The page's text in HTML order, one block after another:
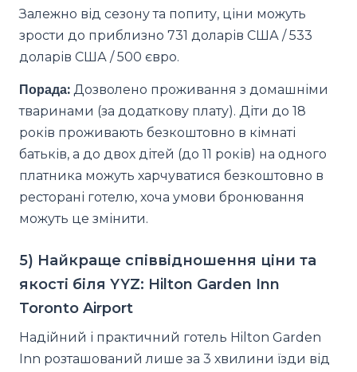
Залежно від сезону та попиту, ціни можуть
зрости до приблизно 731 доларів США / 533
доларів США / 500 євро.
Порада: Дозволено проживання з домашніми
тваринами (за додаткову плату). Діти до 18
років проживають безкоштовно в кімнаті
батьків, а до двох дітей (до 11 років) на одного
платника можуть харчуватися безкоштовно в
ресторані готелю, хоча умови бронювання
можуть це змінити.
5) Найкраще співвідношення ціни та
якості біля YYZ: Hilton Garden Inn
Toronto Airport
Надійний і практичний готель Hilton Garden
Inn розташований лише за 3 хвилини їзди від